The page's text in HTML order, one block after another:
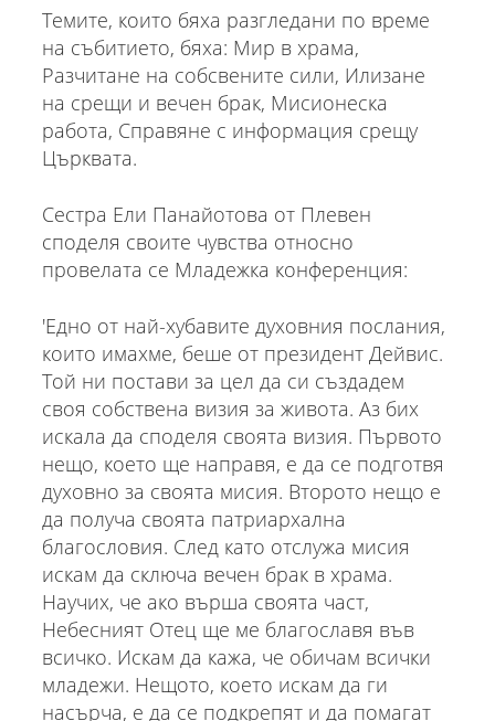
Темите, които бяха разгледани по време
на събитието, бяха: Мир в храма,
Разчитане на собсвените сили, Илизане
на срещи и вечен брак, Мисионеска
работа, Справяне с информация срещу
Църквата.
Сестра Ели Панайотова от Плевен
споделя своите чувства относно
провелата се Младежка конференция:
'Едно от най-хубавите духовния послания,
които имахме, беше от президент Дейвис.
Той ни постави за цел да си създадем
своя собствена визия за живота. Аз бих
искала да споделя своята визия. Първото
нещо, което ще направя, е да се подготвя
духовно за своята мисия. Второто нещо е
да получа своята патриархална
благословия. След като отслужа мисия
искам да сключа вечен брак в храма.
Научих, че ако върша своята част,
Небесният Отец ще ме благославя във
всичко. Искам да кажа, че обичам всички
младежи. Нещото, което искам да ги
насърча, е да се подкрепят и да помагат